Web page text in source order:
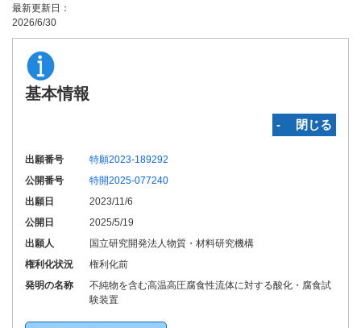
最新更新日：
2026/6/30
基本情報
‐ 閉じる
出願番号
特願2023-189292
公開番号
特開2025-077240
出願日
2023/11/6
公開日
2025/5/19
出願人
国立研究開発法人物質・材料研究機構
権利化状況
権利化前
発明の名称
不純物を含む高温高圧腐食性流体に対する酸化・腐食試
験装置